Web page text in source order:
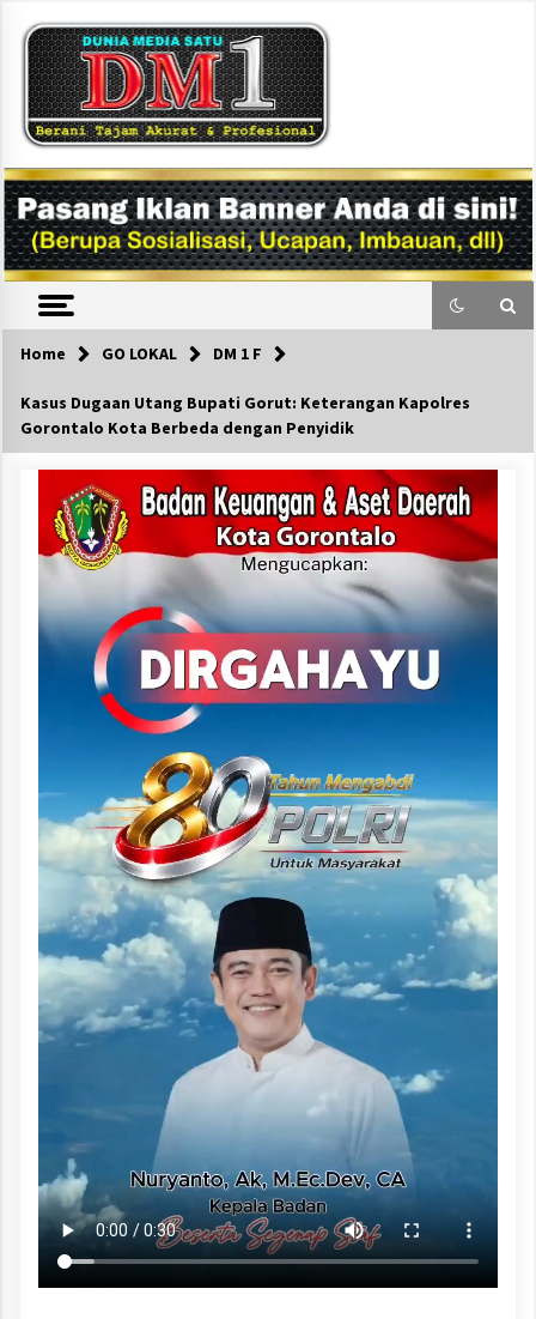
content
DM1
Home GO LOKAL DM 1 F
Kasus Dugaan Utang Bupati Gorut: Keterangan Kapolres
Gorontalo Kota Berbeda dengan Penyidik